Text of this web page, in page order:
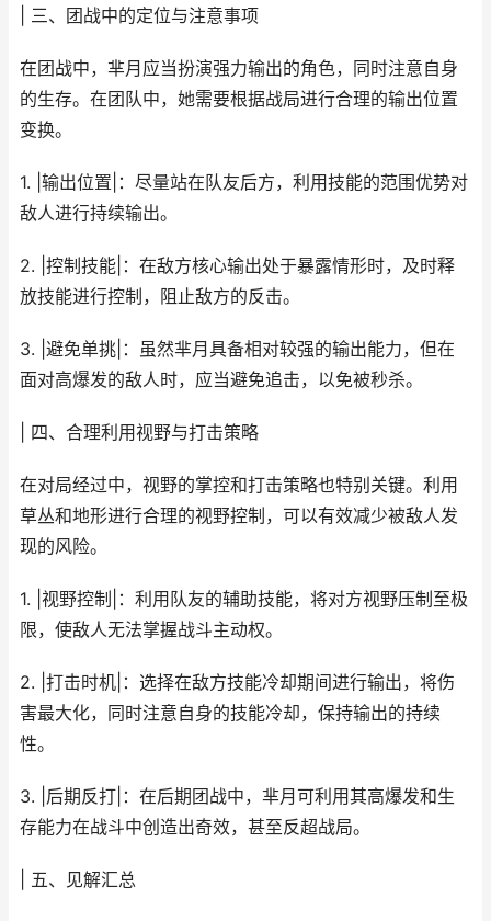
| 三、团战中的定位与注意事项
在团战中，芈月应当扮演强力输出的角色，同时注意自身
的生存。在团队中，她需要根据战局进行合理的输出位置
变换。
1. |输出位置|：尽量站在队友后方，利用技能的范围优势对
敌人进行持续输出。
2. |控制技能|：在敌方核心输出处于暴露情形时，及时释
放技能进行控制，阻止敌方的反击。
3. |避免单挑|：虽然芈月具备相对较强的输出能力，但在
面对高爆发的敌人时，应当避免追击，以免被秒杀。
| 四、合理利用视野与打击策略
在对局经过中，视野的掌控和打击策略也特别关键。利用
草丛和地形进行合理的视野控制，可以有效减少被敌人发
现的风险。
1. |视野控制|：利用队友的辅助技能，将对方视野压制至极
限，使敌人无法掌握战斗主动权。
2. |打击时机|：选择在敌方技能冷却期间进行输出，将伤
害最大化，同时注意自身的技能冷却，保持输出的持续
性。
3. |后期反打|：在后期团战中，芈月可利用其高爆发和生
存能力在战斗中创造出奇效，甚至反超战局。
| 五、见解汇总